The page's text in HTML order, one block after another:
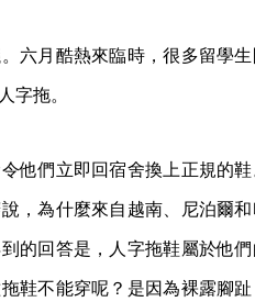
六月酷熱來臨時，很多留學
字拖。
他們立即回宿舍換上正規的
，為什麼來自越南、尼泊爾
的回答是，人字拖鞋屬於他
鞋不能穿呢？是因為裸露腳